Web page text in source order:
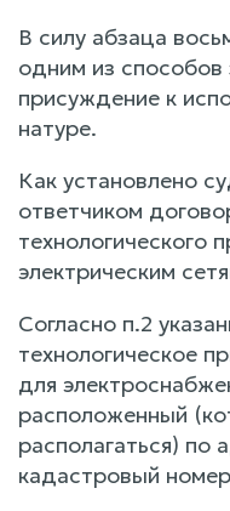
В силу абзаца
одним из
присуждение к
натуре.
Как установлено
ответчиком
технологического
электрическим
Согласно п.2
технологическое
для
расположенный
располагаться) по
кадастровый